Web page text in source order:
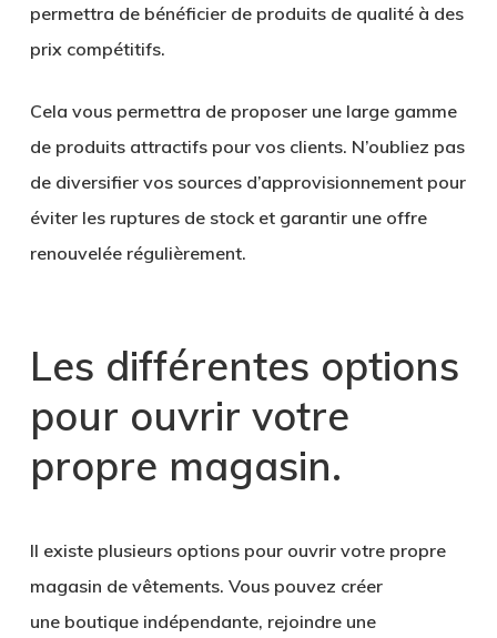
permettra de bénéficier de produits de qualité à des
prix compétitifs.
Cela vous permettra de proposer une large gamme
de produits attractifs pour vos clients. N’oubliez pas
de diversifier vos sources d’approvisionnementpour
éviter les ruptures de stock et garantir une offre
renouvelée régulièrement.
Les différentes options
pour ouvrir votre
propre magasin.
Il existe plusieurs options pour ouvrir votre propre
magasin de vêtements. Vous pouvez créer
une boutique indépendante, rejoindre une